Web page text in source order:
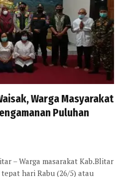
Warga Masyarakat
Puluhan
– Warga masarakat Kab.Blitar
hari Rabu (26/5) atau